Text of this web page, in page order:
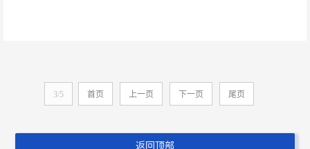
3/5 首页 上一页 下一页 尾页
返回顶部